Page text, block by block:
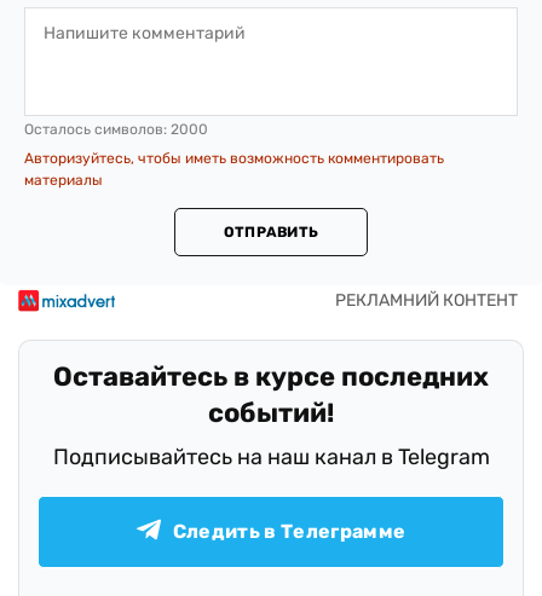
Осталось символов: 2000
Авторизуйтесь, чтобы иметь возможность комментировать
материалы
ОТПРАВИТЬ
Оставайтесь в курсе последних
событий!
Подписывайтесь на наш канал в Telegram
Следить в Телеграмме